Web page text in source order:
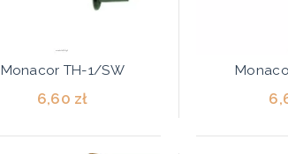
Monacor TH-1/SW
6,60 zł